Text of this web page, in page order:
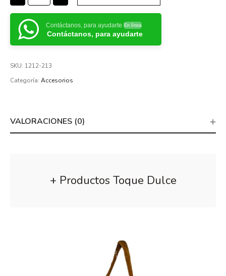
Contáctanos, para ayudarte En línea
Contáctanos, para ayudarte
SKU: 1212-213
Categoría: Accesorios
VALORACIONES (0)
+ Productos Toque Dulce